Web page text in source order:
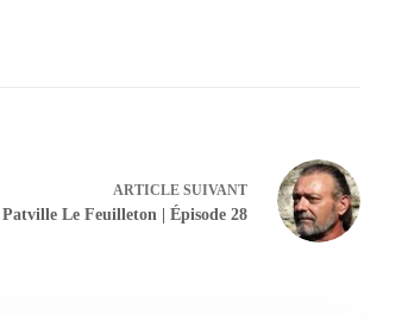
ARTICLESUIVANT
Le Feuilleton | Épisode 28